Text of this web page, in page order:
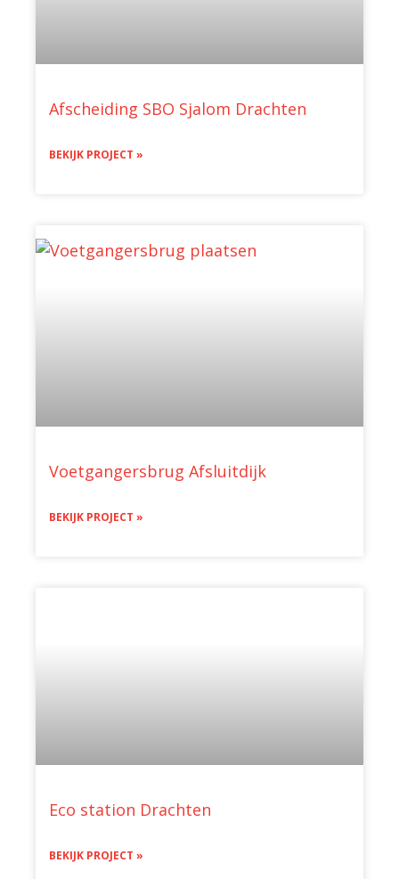
Afscheiding SBO Sjalom Drachten
BEKIJK PROJECT »
Voetgangersbrug Afsluitdijk
BEKIJK PROJECT »
Eco station Drachten
BEKIJK PROJECT »